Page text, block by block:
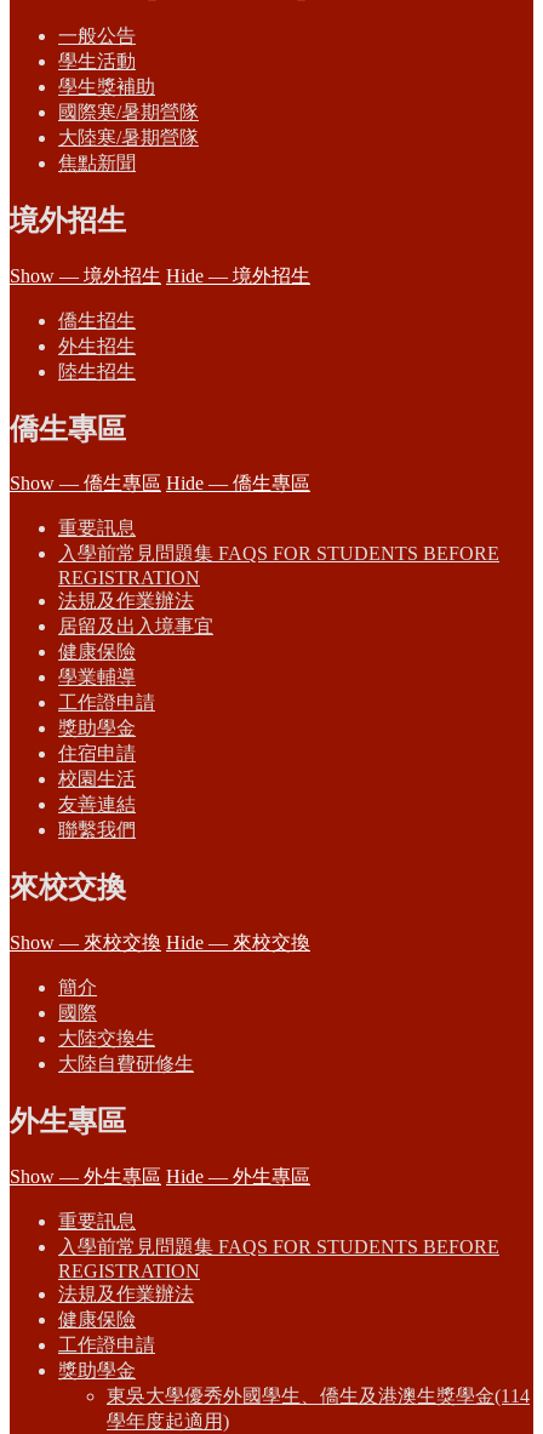
一般公告
學生活動
學生獎補助
國際寒/暑期營隊
大陸寒/暑期營隊
焦點新聞
境外招生
Show — 境外招生 Hide — 境外招生
僑生招生
外生招生
陸生招生
僑生專區
Show — 僑生專區 Hide — 僑生專區
重要訊息
入學前常見問題集 FAQS FOR STUDENTS BEFORE
REGISTRATION
法規及作業辦法
居留及出入境事宜
健康保險
學業輔導
工作證申請
獎助學金
住宿申請
校園生活
友善連結
聯繫我們
來校交換
Show — 來校交換 Hide — 來校交換
簡介
國際
大陸交換生
大陸自費研修生
外生專區
Show — 外生專區 Hide — 外生專區
重要訊息
入學前常見問題集 FAQS FOR STUDENTS BEFORE
REGISTRATION
法規及作業辦法
健康保險
工作證申請
獎助學金
東吳大學優秀外國學生、僑生及港澳生獎學金(114
學年度起適用)